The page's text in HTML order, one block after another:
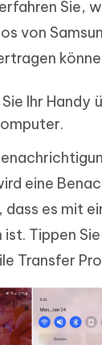
Sie,
von
Ihr Handy
eine
dass es mit
ist. Tippen
Transfer